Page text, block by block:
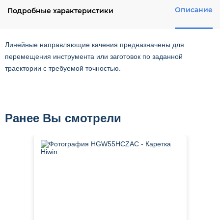
Подробные характеристики Описание
Линейные направляющие качения предназначены для
перемещения инструмента или заготовок по заданной
траектории с требуемой точностью.
Ранее Вы смотрели